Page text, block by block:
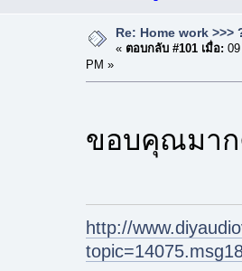
Re: Home work >>>
« ตอบกลับ #101 เมื่อ:
PM »
ขอบคุณมา
http://